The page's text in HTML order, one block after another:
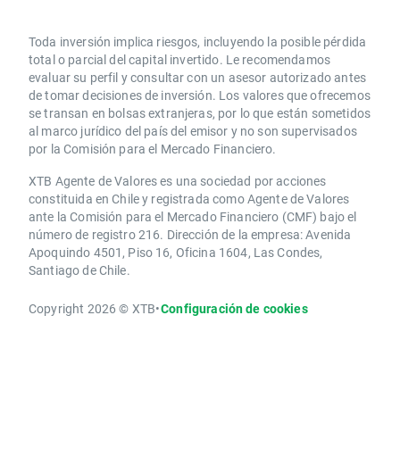
Toda inversión implica riesgos, incluyendo la posible pérdida
total o parcial del capital invertido. Le recomendamos
evaluar su perfil y consultar con un asesor autorizado antes
de tomar decisiones de inversión. Los valores que ofrecemos
se transan en bolsas extranjeras, por lo que están sometidos
al marco jurídico del país del emisor y no son supervisados
por la Comisión para el Mercado Financiero.
XTB Agente de Valores es una sociedad por acciones
constituida en Chile y registrada como Agente de Valores
ante la Comisión para el Mercado Financiero (CMF) bajo el
número de registro 216. Dirección de la empresa: Avenida
Apoquindo 4501, Piso 16, Oficina 1604, Las Condes,
Santiago de Chile.
Copyright 2026 © XTB•Configuración de cookies